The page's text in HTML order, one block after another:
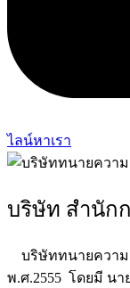
ไลน์หาเรา
บริษัท สำนัก
บริษัททนายความ
พ.ศ.2555 โดยมี น